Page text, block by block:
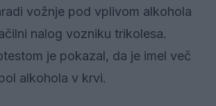
vožnje pod vplivom alkohola
nalog vozniku trikolesa.
je pokazal, da je imel več
alkohola v krvi.